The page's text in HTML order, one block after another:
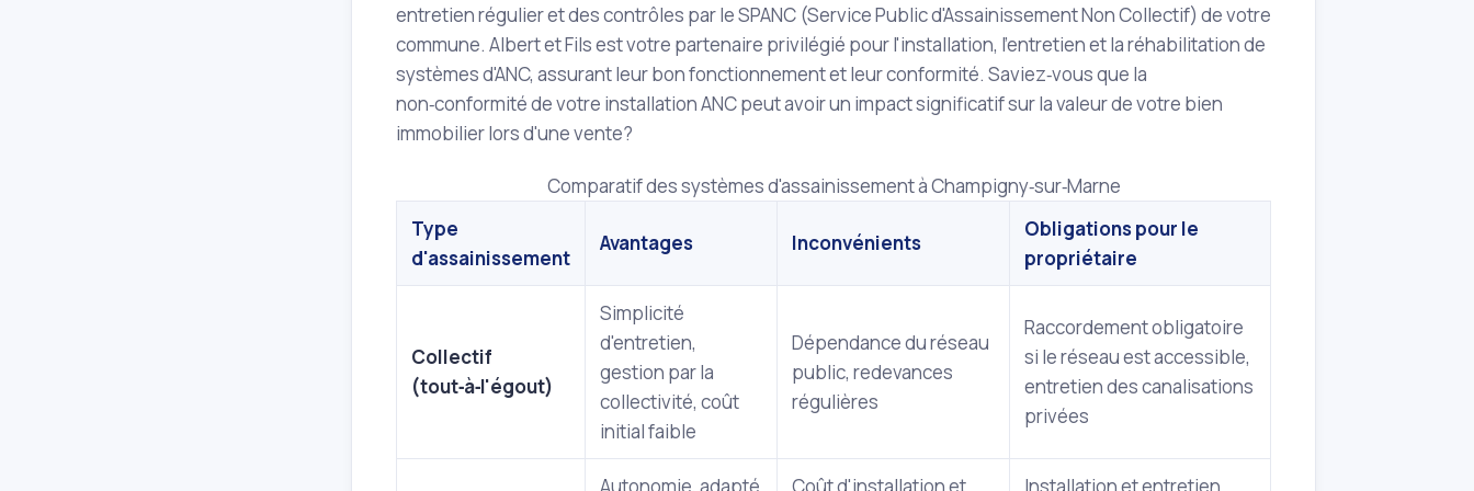
entretien régulier et des contrôles par le SPANC (Service Public d'Assainissement Non Collectif) de votre
commune. Albert et Fils est votre partenaire privilégié pour l'installation, l'entretien et la réhabilitation de
systèmes d'ANC, assurant leur bon fonctionnement et leur conformité. Saviez‑vous que la
non‑conformité de votre installation ANC peut avoir un impact significatif sur la valeur de votre bien
immobilier lors d'une vente?
Comparatif des systèmes d'assainissement à Champigny‑sur‑Marne
Type
d'assainissement
Avantages Inconvénients
Obligations pour le
propriétaire
Collectif
(tout‑à‑l'égout)
Simplicité
d'entretien,
gestion par la
collectivité, coût
initial faible
Dépendance du réseau
public, redevances
régulières
Raccordement obligatoire
si le réseau est accessible,
entretien des canalisations
privées
Autonomie, adapté
Coût d'installation et
Installation et entretien